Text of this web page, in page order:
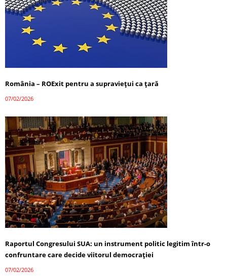
România – ROExit pentru a supraviețui ca țară
07/02/2026
Raportul Congresului SUA: un instrument politic legitim într-o
confruntare care decide viitorul democrației
07/02/2026